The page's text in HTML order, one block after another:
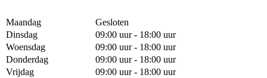
Maandag
Gesloten
Dinsdag
09:00 uur - 18:00 uur
Woensdag
09:00 uur - 18:00 uur
Donderdag
09:00 uur - 18:00 uur
Vrijdag
09:00 uur - 18:00 uur